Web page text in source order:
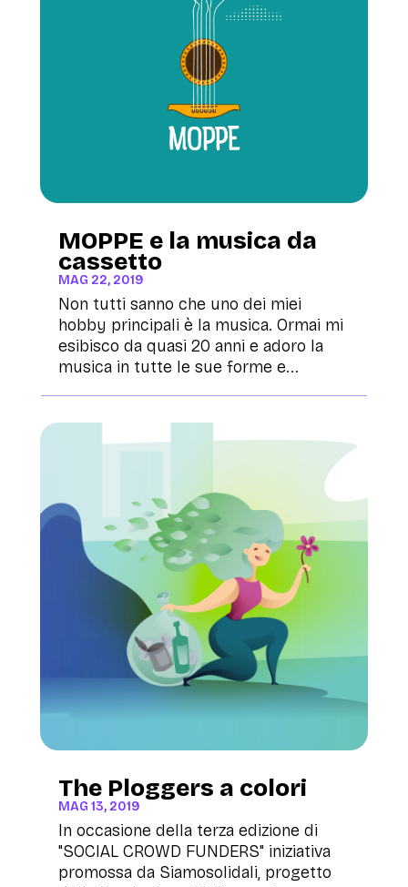
MOPPE e la musica da
cassetto
MAG 22, 2019
Non tutti sanno che uno dei miei
hobby principali è la musica. Ormai mi
esibisco da quasi 20 anni e adoro la
musica in tutte le sue forme e...
The Ploggers a colori
MAG 13, 2019
In occasione della terza edizione di
"SOCIAL CROWD FUNDERS" iniziativa
promossa da Siamosolidali, progetto